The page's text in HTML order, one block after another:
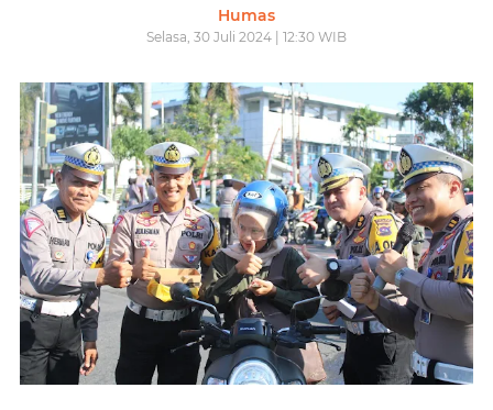
Humas
Selasa, 30 Juli 2024 | 12:30 WIB